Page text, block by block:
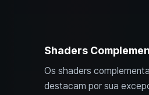
Shaders
Os shaders
destacam por sua